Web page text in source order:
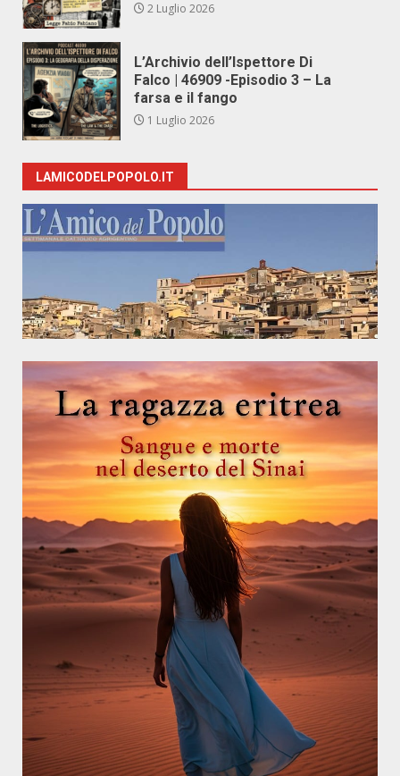
2 Luglio 2026
L’Archivio dell’Ispettore Di
Falco | 46909 -Episodio 3 – La
farsa e il fango
1 Luglio 2026
LAMICODELPOPOLO.IT